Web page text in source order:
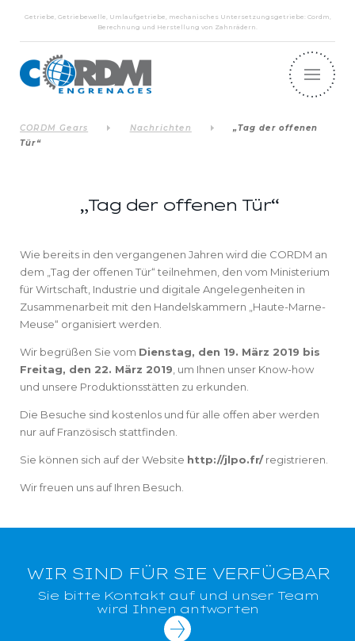
Getriebe, Getriebewelle, Umlaufgetriebe, mechanisches Untersetzungsgetriebe: Cordm,
Berechnung und Herstellung von Zahnrädern.
CORDM Gears Nachrichten
„Tag der offenen
Tür“
„Tag der offenen Tür“
Wie bereits in den vergangenen Jahren wird die CORDM an
dem „Tag der offenen Tür“ teilnehmen, den vom Ministerium
für Wirtschaft, Industrie und digitale Angelegenheiten in
Zusammenarbeit mit den Handelskammern „Haute-Marne-
Meuse“ organisiert werden.
Wir begrüßen Sie vom Dienstag, den 19. März 2019 bis
Freitag, den 22. März 2019 , um Ihnen unser Know-how
und unsere Produktionsstätten zu erkunden.
Die Besuche sind kostenlos und für alle offen aber werden
nur auf Französisch stattfinden.
Sie können sich auf der Website http://jlpo.fr/registrieren.
Wir freuen uns auf Ihren Besuch.
WIR SIND FÜR SIE VERFÜGBAR
Sie bitte Kontakt auf und unser Team
wird Ihnen antworten